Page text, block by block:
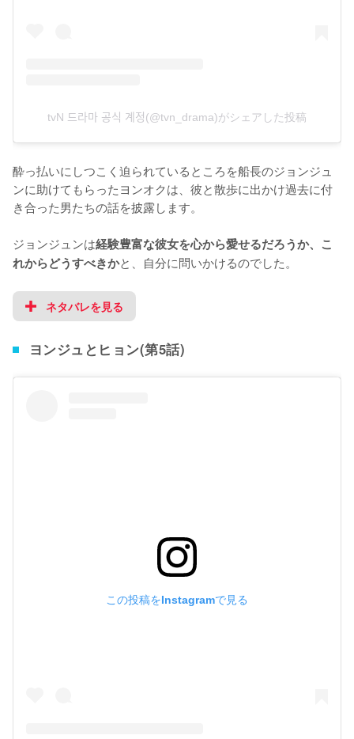
tvN 드라마 공식 계정(@tvn_drama)がシェアした投稿
酔っ払いにしつこく迫られているところを船長のジョンジュ
ンに助けてもらったヨンオクは、彼と散歩に出かけ過去に付
き合った男たちの話を披露します。
ジョンジュンは経験豊富な彼女を心から愛せるだろうか、こ
れからどうすべきかと、自分に問いかけるのでした。
ネタバレを見る
ヨンジュとヒョン(第5話)
この投稿をInstagramで見る